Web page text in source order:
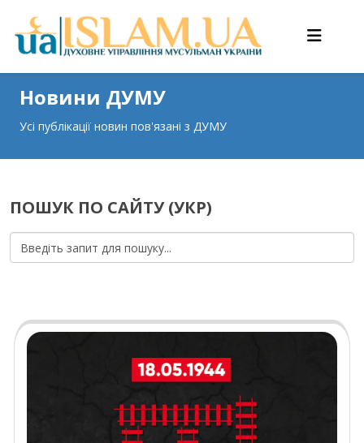
Новини ДУМУ
Усі публікації новин пов'язані з ДУМУ
ПОШУК ПО САЙТУ (УКР)